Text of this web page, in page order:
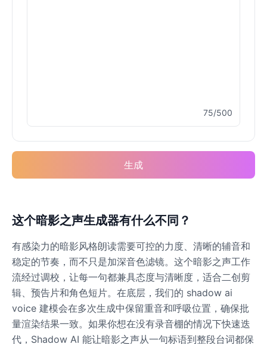
75/500
生成
这个暗影之声生成器有什么不同？
有感染力的暗影风格朗读需要可控的力度、清晰的辅音和
稳定的节奏，而不只是加深音色滤镜。这个暗影之声工作
流经过调校，让每一句都兼具态度与清晰度，适合二创剪
辑、预告片和角色短片。在底层，我们的 shadow ai
voice 建模会在多次生成中保留重音和呼吸位置，确保批
量渲染结果一致。如果你想在没有录音棚的情况下快速迭
代，Shadow AI 能让暗影之声从一句标语到整段台词都保